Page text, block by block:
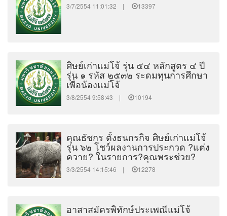
3/7/2554 11:01:32 | 13397
ศิษย์เก่าแม่โจ้ รุ่น ๕๔ หลักสูตร ๔ ปี
รุ่น ๑ รหัส ๒๕๓๒ ระดมทุนการศึกษา
เพื่อน้องแม่โจ้
3/8/2554 9:58:43 | 10194
คุณธัชกร ตั้งธนกรกิจ ศิษย์เก่าแม่โจ้
รุ่น ๖๒ โชว์ผลงานการประกวด ?แต่ง
ควาย? ในรายการ?คุณพระช่วย?
3/3/2554 14:15:46 | 12278
อาสาสมัครพิทักษ์ประเพณีแม่โจ้